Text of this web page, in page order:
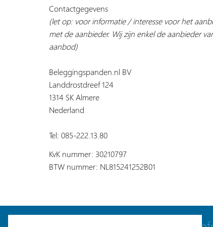
Contactgegevens
(let op: voor informatie / interesse voor het
met de aanbieder. Wij zijn enkel de aanbieder
aanbod)
Beleggingspanden.nl BV
Landdrostdreef 124
1314 SK Almere
Nederland
Tel: 085-222.13.80
KvK nummer: 30210797
BTW nummer: NL815241252B01